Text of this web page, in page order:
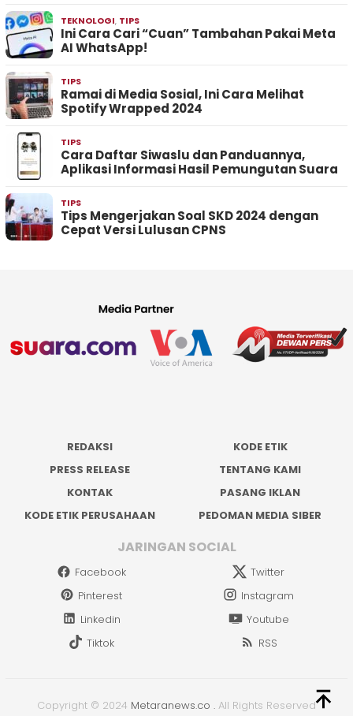
TEKNOLOGI, TIPS
Ini Cara Cari “Cuan” Tambahan Pakai Meta
AI WhatsApp!
TIPS
Ramai di Media Sosial, Ini Cara Melihat
Spotify Wrapped 2024
TIPS
Cara Daftar Siwaslu dan Panduannya,
Aplikasi Informasi Hasil Pemungutan Suara
TIPS
Tips Mengerjakan Soal SKD 2024 dengan
Cepat Versi Lulusan CPNS
REDAKSI
KODE ETIK
PRESS RELEASE
TENTANG KAMI
KONTAK
PASANG IKLAN
KODE ETIK PERUSAHAAN
PEDOMAN MEDIA SIBER
JARINGAN SOCIAL
Facebook
Twitter
Pinterest
Instagram
Linkedin
Youtube
Tiktok
RSS
Copyright © 2024 Metaranews.co . All Rights Reserved